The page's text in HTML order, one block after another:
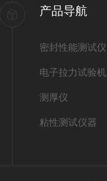
产品导航
密封性能测试仪
电子拉力试验机
测厚仪
粘性测试仪器